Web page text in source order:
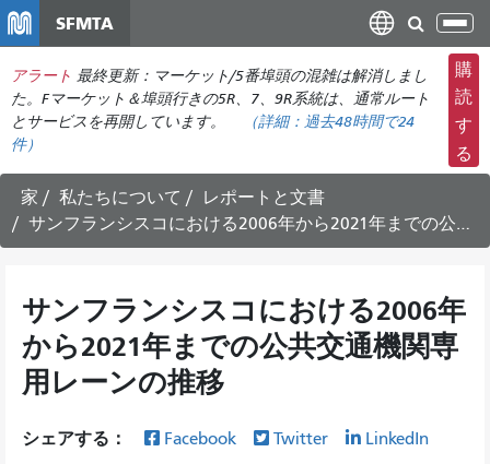
ン
コ
ン
ン
ツ
に
移
SFMTA
ナ
ビ
ゲ
ー
シ
ョ
の
切
替
え
アラート 最終更新：マーケット/5番埠頭の混雑は解消しまし
た。Fマーケット＆埠頭行きの5R、7、9R系統は、通常ルート
とサービスを再開しています。
（詳細： 過去48時間で24
件）
購
読
す
る
家 私たちについて
レポートと文書
サンフランシスコにおける2006年から2021年までの公共交通機関専用レーンの推移
サンフランシスコにおける2006年
から2021年までの公共交通機関専
用レーンの推移
シェアする： Facebook Twitter LinkedIn